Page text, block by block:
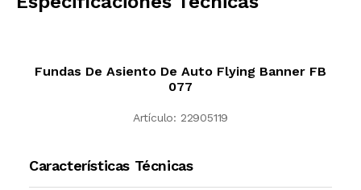
Fundas De Asiento De Auto Flying Banner FB
077
Artículo: 22905119
Características Técnicas